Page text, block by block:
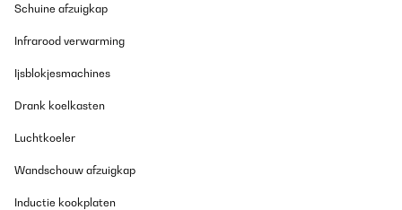
Schuine afzuigkap
Infrarood verwarming
Ijsblokjesmachines
Drank koelkasten
Luchtkoeler
Wandschouw afzuigkap
Inductie kookplaten